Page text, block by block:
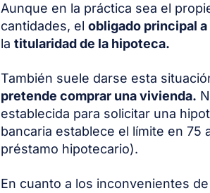
Aunque en la práctica sea el
cantidades, el obligado principal
la titularidad de la hipoteca.
También suele darse esta
pretende comprar una vivienda.
establecida para solicitar una
bancaria establece el límite en 75
préstamo hipotecario).
En cuanto a los inconvenientes